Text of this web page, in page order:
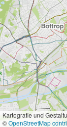
Kartografie und
©OpenStreetMap